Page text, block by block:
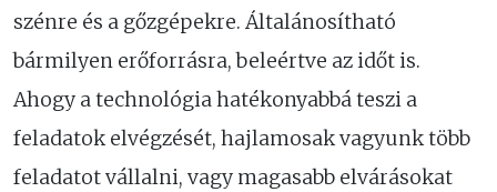
szénre és a gőzgépekre. Általánosítható
bármilyen erőforrásra, beleértve az időt is.
Ahogy a technológia hatékonyabbá teszi a
feladatok elvégzését, hajlamosak vagyunk több
feladatot vállalni, vagy magasabb elvárásokat